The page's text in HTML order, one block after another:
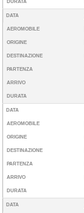
DURATA
DATA
AEROMOBILE
ORIGINE
DESTINAZIONE
PARTENZA
ARRIVO
DURATA
DATA
AEROMOBILE
ORIGINE
DESTINAZIONE
PARTENZA
ARRIVO
DURATA
DATA